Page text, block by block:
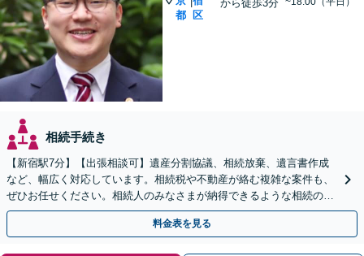
都
区
から徒歩3分
相続手続き
【新宿駅7分】【出張相談可】遺産分割協議、相続放棄、遺言書作成
など、幅広く対応しています。相続税や不動産が絡む複雑な案件も、
ぜひお任せください。相続人のみなさまが納得できるような相続の実
現に向け、誠心誠意対応いたします。【完全個室で対応】
料金表を見る